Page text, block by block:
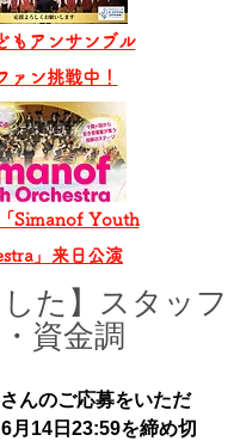
Simanof Youth
」来日公演
もアンサンブル
ァン挑戦中！
した】スタッフ
資金調
んのご応募をいただ
月14日23:59を締め切